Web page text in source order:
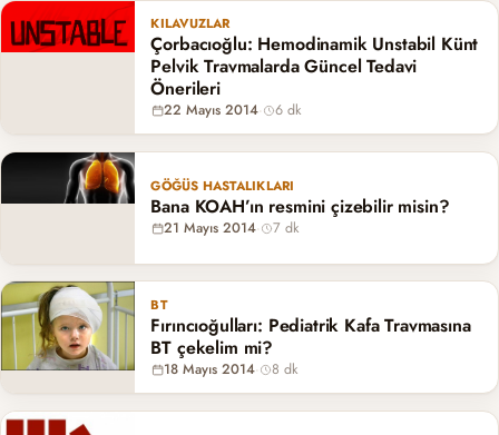
KILAVUZLAR
Çorbacıoğlu: Hemodinamik Unstabil Künt
Pelvik Travmalarda Güncel Tedavi
Önerileri
22 Mayıs 2014· 6 dk
GÖĞÜS HASTALIKLARI
Bana KOAH’ın resmini çizebilir misin?
21 Mayıs 2014· 7 dk
BT
Fırıncıoğulları: Pediatrik Kafa Travmasına
BT çekelim mi?
18 Mayıs 2014· 8 dk